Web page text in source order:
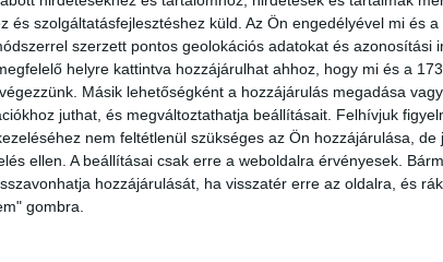
és szolgáltatásfejlesztéshez küld. Az Ön engedélyével mi és
szerzett pontos geolokációs adatokat és azonosítási
helyre kattintva hozzájárulhat ahhoz, hogy mi és a
Másik lehetőségként a hozzájárulás megadása
juthat, és megváltoztathatja beállításait. Felhívjuk
nem feltétlenül szükséges az Ön hozzájárulása, de
ellen. A beállításai csak erre a weboldalra érvényesek.
hozzájárulását, ha visszatér erre az oldalra, és
gombra.
Ha a beteg úgy dönt, hogy nem kezeli a
a tükörben, és a környezetében élők
a külseje.